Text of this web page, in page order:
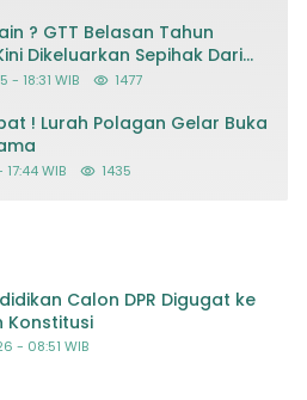
? GTT Belasan Tahun
Dikeluarkan Sepihak Dari
- 18:31 WIB 1477
! Lurah Polagan Gelar Buka
WIB 1435
Calon DPR Digugat ke
Konstitusi
- 08:51 WIB